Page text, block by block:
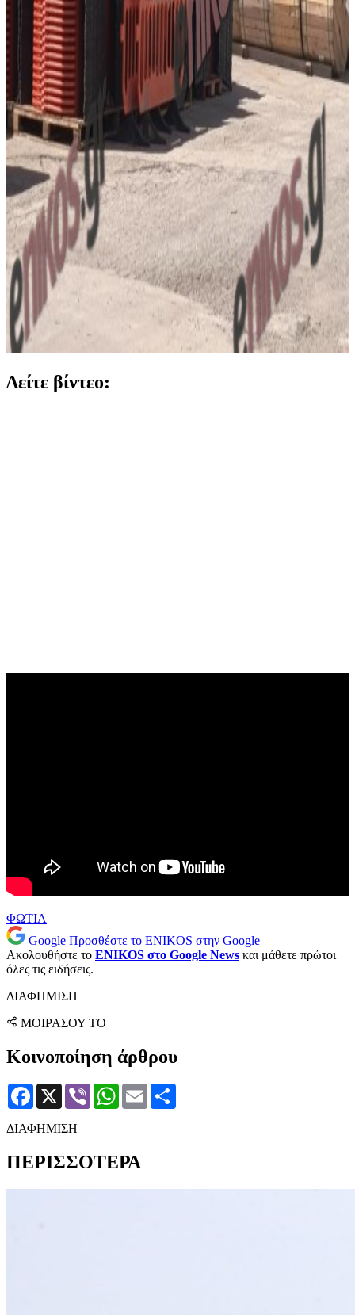
Δείτε βίντεο:
ΦΩΤΙΑ
Google Προσθέστε το ENIKOS στην Google
Ακολουθήστε το ENIKOS στο Google News και μάθετε πρώτοι
όλες τις ειδήσεις.
ΔΙΑΦΗΜΙΣΗ
ΜΟΙΡΑΣΟΥ ΤΟ
Κοινοποίηση άρθρου
Facebook
X Viber WhatsApp
Email
ΔΙΑΦΗΜΙΣΗ
ΠΕΡΙΣΣΟΤΕΡΑ